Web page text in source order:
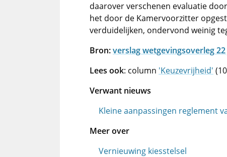
daarover verschenen evaluatie
het door de Kamervoorzitter
verduidelijken, ondervond weinig
Bron:verslag wetgevingsoverleg
Lees ook: column 'Keuzevrijheid'
Verwant nieuws
Kleine aanpassingen reglement
Meer over
Vernieuwing kiesstelsel